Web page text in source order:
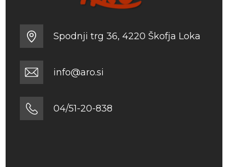
Spodnji trg 36, 4220 Škofja Loka
info@aro.si
04/51-20-838